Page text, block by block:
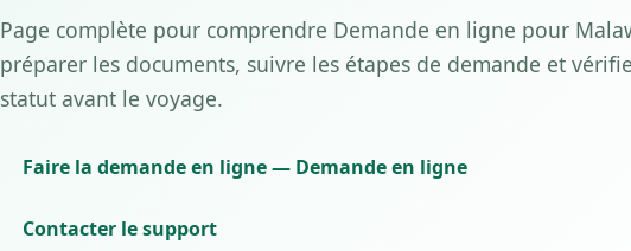
Page complète pour comprendre Demande en ligne pour
préparer les documents, suivre les étapes de demande et
statut avant le voyage.
Faire la demande en ligne — Demande en ligne
Contacter le support